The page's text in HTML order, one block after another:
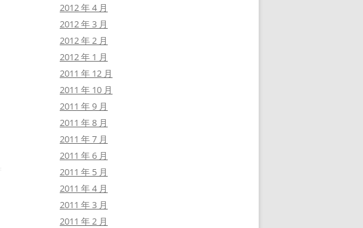
2012 年 4 月
2012 年 3 月
2012 年 2 月
2012 年 1 月
2011 年 12 月
2011 年 10 月
2011 年 9 月
2011 年 8 月
2011 年 7 月
2011 年 6 月
2011 年 5 月
2011 年 4 月
2011 年 3 月
2011 年 2 月